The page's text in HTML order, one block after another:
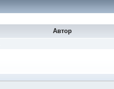
Автор